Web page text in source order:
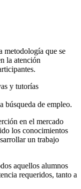
metodología que se
la atención
y tutorías
búsqueda de empleo.
en el mercado
los conocimientos
un trabajo
aquellos alumnos
requeridos, tanto a